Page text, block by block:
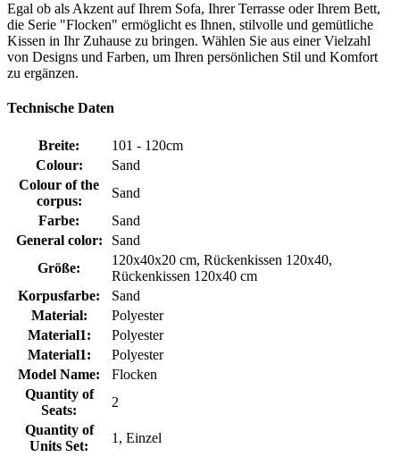
Egal ob als Akzent auf Ihrem Sofa, Ihrer Terrasse oder Ihrem Bett,
die Serie "Flocken" ermöglicht es Ihnen, stilvolle und gemütliche
Kissen in Ihr Zuhause zu bringen. Wählen Sie aus einer Vielzahl
von Designs und Farben, um Ihren persönlichen Stil und Komfort
zu ergänzen.
Technische Daten
Breite:
101 - 120cm
Colour:
Sand
Colour of the
corpus:
Sand
Farbe:
Sand
General color:
Sand
Größe:
120x40x20 cm, Rückenkissen 120x40,
Rückenkissen 120x40 cm
Korpusfarbe:
Sand
Material:
Polyester
Material1:
Polyester
Material1:
Polyester
Model Name:
Flocken
Quantity of
Seats:
2
Quantity of
Units Set:
1, Einzel